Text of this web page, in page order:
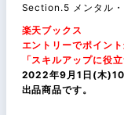
Section.5 メンタル
楽天ブックス
エントリーでポイン
「スキルアップに
2022年9月1日(木
出品商品です。